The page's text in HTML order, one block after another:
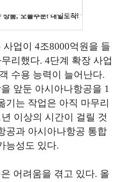
업이 4조8000억원을 들
리했다. 4단계 확장 사업
수용 능력이 늘어난다.
앞둔 아시아나항공을 1
기는 작업은 아직 마무리
이상의 시간이 걸릴 것
공과 아시아나항공 통합
능성도 있다.
어려움을 겪고 있다. 올